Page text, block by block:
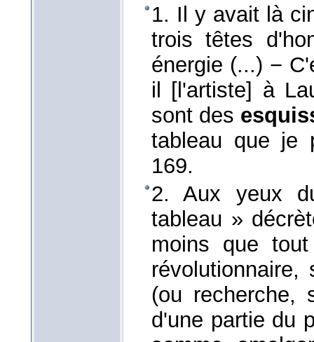
1. Il y avait là
trois têtes
énergie (...) −
il [l'artiste] à
sont des
tableau que je
169.
2. Aux yeux
tableau »
moins que
(ou recherche,
d'une partie du